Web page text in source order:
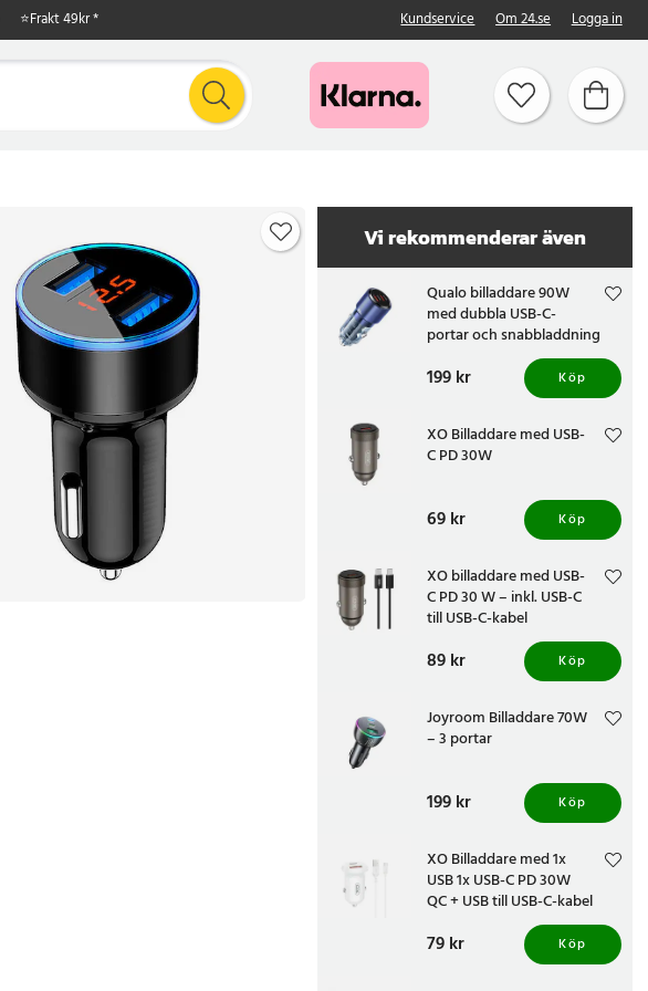
⭐Frakt 49kr * Kundservice Om 24.se Logga in
Vi rekommenderar även
Qualo billaddare 90W
med dubbla USB-C-
portar och snabbladdning
Pris :199 kr
199 kr Köp
XO Billaddare med USB-
C PD 30W
Pris:69 kr
69 kr Köp
XO billaddare med USB-
C PD 30 W – inkl. USB-C
till USB-C-kabel
Pris:89 kr
89 kr Köp
Joyroom Billaddare 70W
– 3 portar
Pris :199 kr
199 kr Köp
XO Billaddare med 1x
USB 1x USB-C PD 30W
QC + USB till USB-C-kabel
Pris:79 kr
79 kr Köp